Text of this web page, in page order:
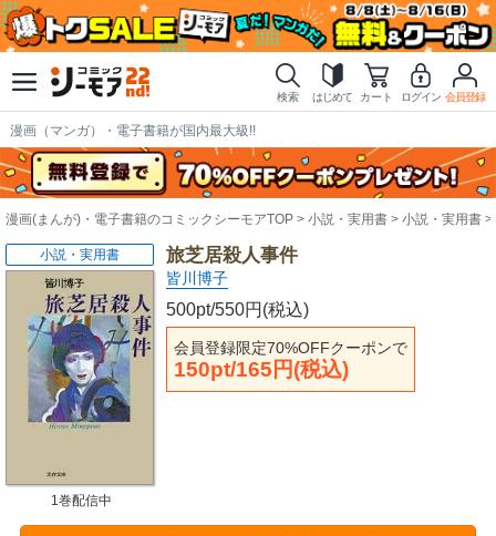
検索 はじめて カート ログイン 会員登録
漫画（マンガ）・電子書籍が国内最大級!!
漫画(まんが)・電子書籍のコミックシーモアTOP 小説・実用書 小説・実用書
旅芝居殺人事件
皆川博子
500pt/550円(税込)
会員登録限定70%OFFクーポンで
150pt/165円(税込)
小説・実用書
1巻配信中